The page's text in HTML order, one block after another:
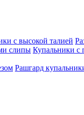
с высокой талией
слипы Купальники с
Рашгард